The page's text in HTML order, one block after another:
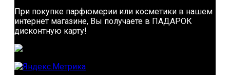
При покупке парфюмерии или косметики в нашем
интернет магазине, Вы получаете в ПАДАРОК
дисконтную карту!